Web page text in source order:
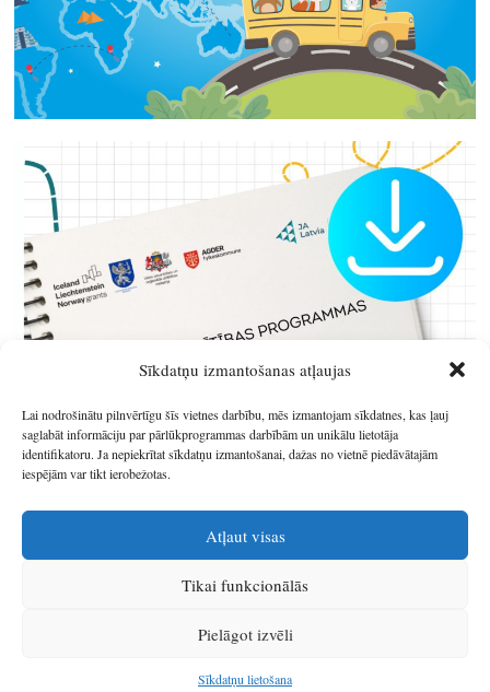
Sīkdatņu izmantošanas atļaujas
Lai nodrošinātu pilnvērtīgu šīs vietnes darbību, mēs izmantojam sīkdatnes, kas ļauj
saglabāt informāciju par pārlūkprogrammas darbībām un unikālu lietotāja
identifikatoru. Ja nepiekrītat sīkdatņu izmantošanai, dažas no vietnē piedāvātajām
iespējām var tikt ierobežotas.
Atļaut visas
Tikai funkcionālās
Pielāgot izvēli
Sīkdatņu lietošana
IzstrādātājsSIA Info